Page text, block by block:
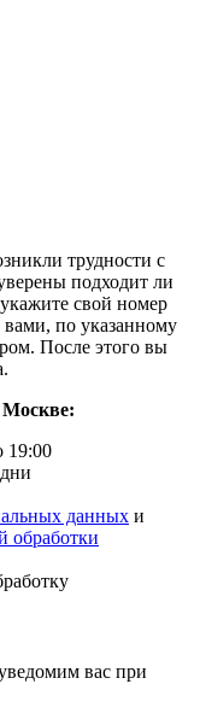
трудности с
подходит ли
свой номер
вами, по указанному
После этого вы
Москве:
19:00
данных и
обработки
вас при